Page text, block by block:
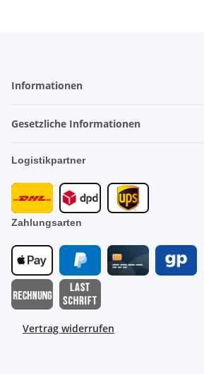
Informationen
Gesetzliche Informationen
Logistikpartner
Zahlungsarten
Vertrag widerrufen